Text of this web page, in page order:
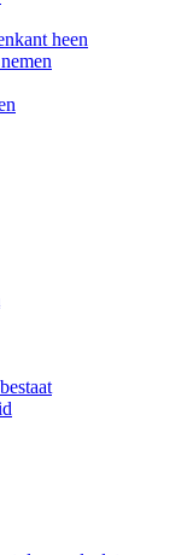
heen